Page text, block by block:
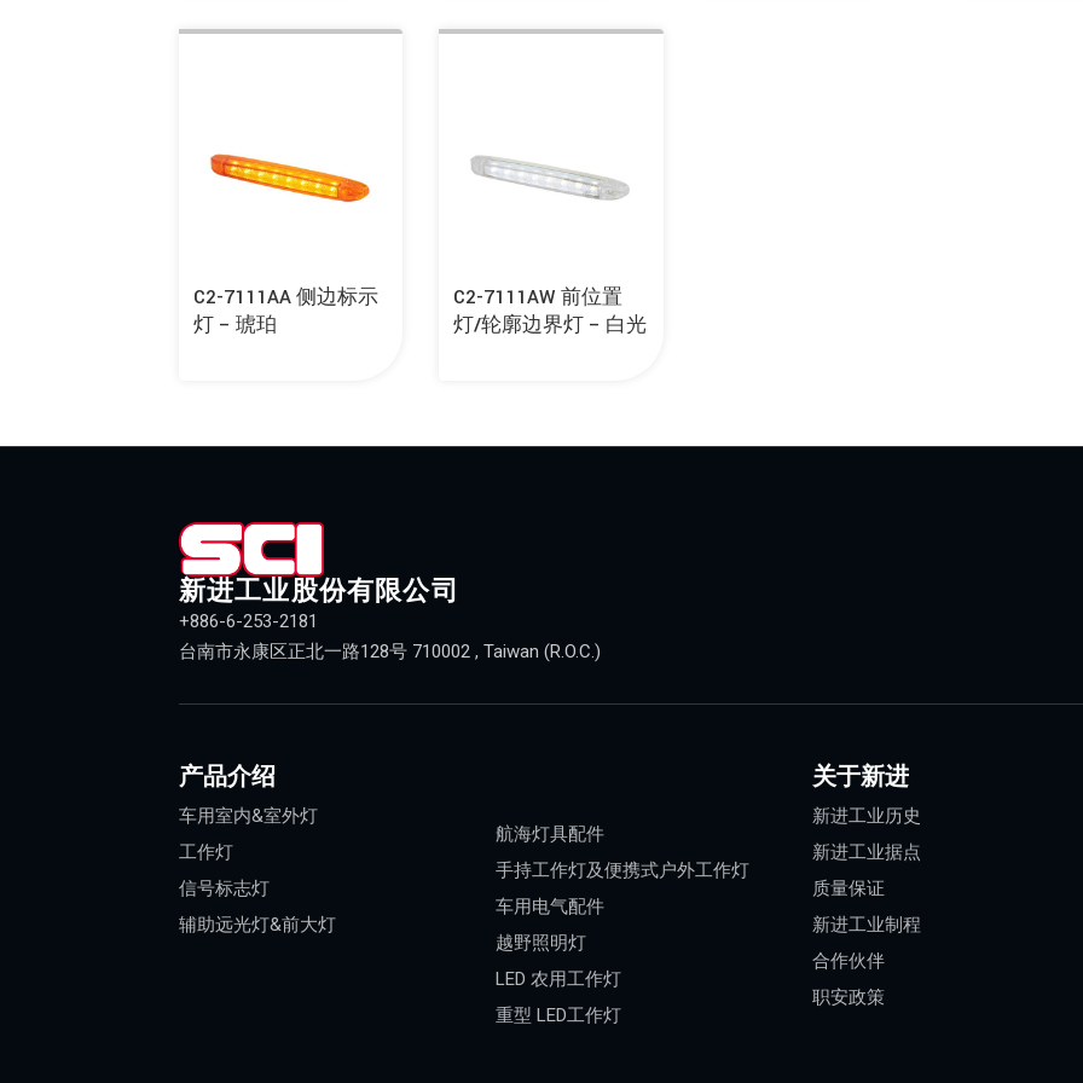
C2-7111AA 侧边标示
灯 – 琥珀
C2-7111AW 前位置
灯/轮廓边界灯 – 白光
新进工业股份有限公司
+886-6-253-2181
台南市永康区正北一路128号 710002 , Taiwan (R.O.C.)
产品介绍
车用室内&室外灯
工作灯
信号标志灯
辅助远光灯&前大灯
航海灯具配件
手持工作灯及便携式户外工作灯
车用电气配件
越野照明灯
LED 农用工作灯
重型 LED工作灯
关于新进
新进工业历史
新进工业据点
质量保证
新进工业制程
合作伙伴
职安政策